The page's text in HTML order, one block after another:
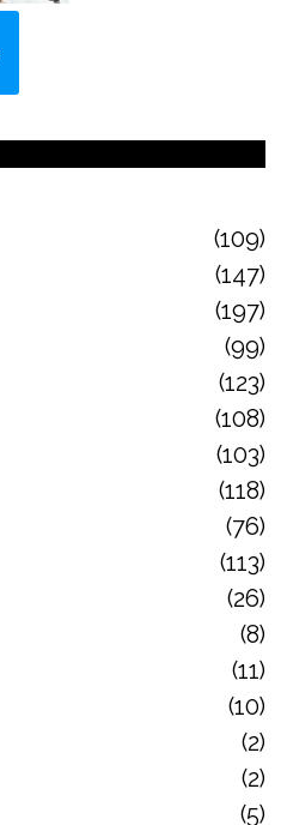
109
147
197
99
123
108
103
118
76
113
26
8
11
10
2
2
5